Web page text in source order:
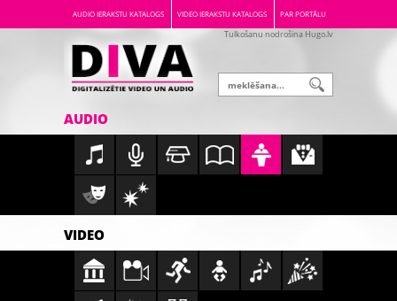
AUDIO IERAKSTU KATALOGS VIDEO IERAKSTU KATALOGS PAR PORTĀLU
Tulkošanu nodrošina Hugo.lv
AUDIO
VIDEO